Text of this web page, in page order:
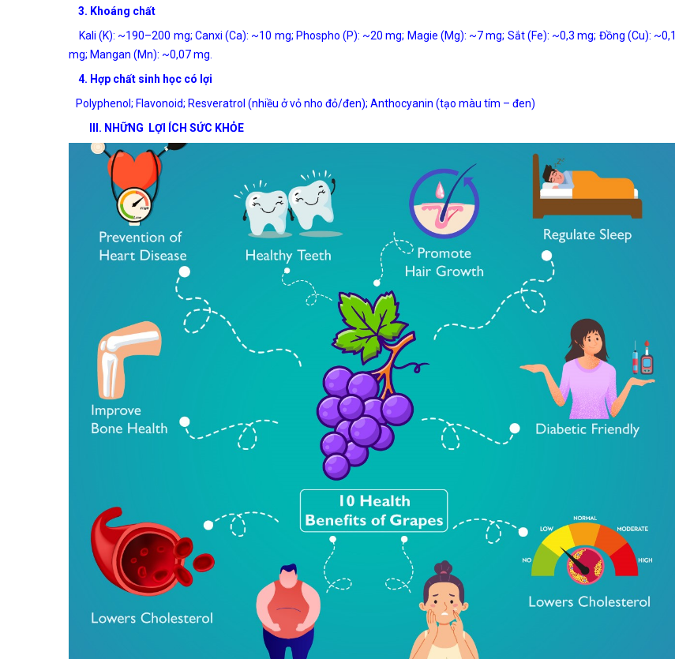
3. Khoáng chất
Kali (K): ~190–200 mg; Canxi (Ca): ~10 mg; Phospho (P): ~20 mg; Magie (Mg): ~7 mg; Sắt (Fe): ~0,3 mg; Đồng (Cu): ~0,1
mg; Mangan (Mn): ~0,07 mg.
4. Hợp chất sinh học có lợi
Polyphenol; Flavonoid; Resveratrol (nhiều ở vỏ nho đỏ/đen); Anthocyanin (tạo màu tím – đen)
III. NHỮNG LỢI ÍCH SỨC KHỎE